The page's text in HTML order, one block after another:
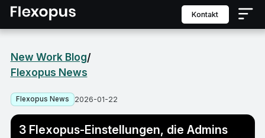
Kontakt
New Work Blog/
Flexopus News
Flexopus News 2026-01-22
3 Flexopus-Einstellungen, die Admins